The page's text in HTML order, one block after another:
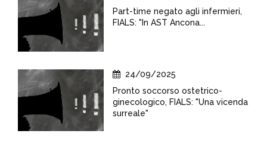
Part-time negato agli infermieri,
FIALS: "In AST Ancona...
24/09/2025
Pronto soccorso ostetrico-
ginecologico, FIALS: "Una vicenda
surreale"